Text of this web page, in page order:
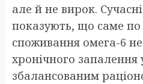
але й не вирок.
показують, що саме по
споживання омега-6
хронічного запалення
збалансованим